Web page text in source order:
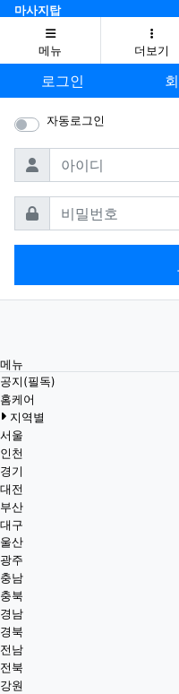
마사지탑
메뉴 더보기
로그인
자동로그인
아이디
비밀번호
메뉴
공지(필독)
홈케어
지역별
서울
인천
경기
대전
부산
대구
울산
광주
충남
충북
경남
경북
전남
전북
강원